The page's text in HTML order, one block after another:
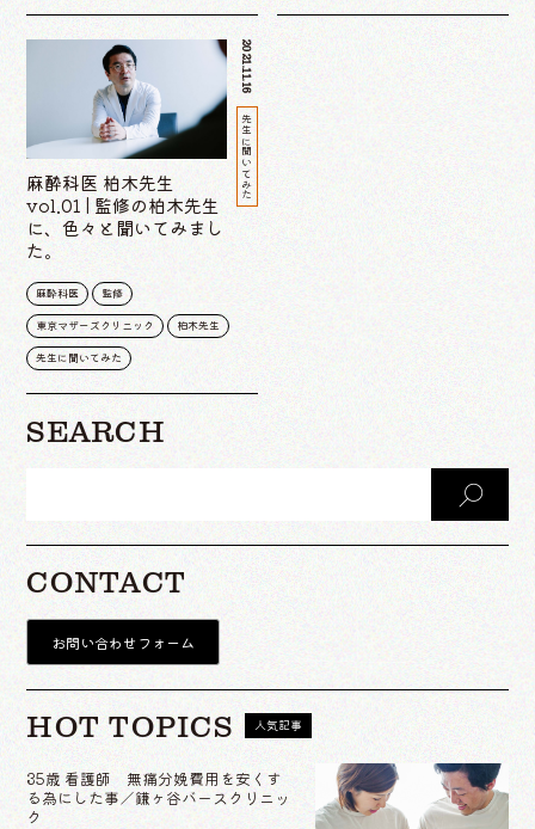
2021.11.16
先生に聞いてみた
麻酔科医 柏木先生
vol.01 | 監修の柏木先生
に、色々と聞いてみまし
た。
麻酔科医 監修
東京マザーズクリニック 柏木先生
先生に聞いてみた
SEARCH
CONTACT
お問い合わせフォーム
HOT TOPICS 人気記事
35歳 看護師 無痛分娩費用を安くす
る為にした事／鎌ヶ谷バースクリニッ
ク